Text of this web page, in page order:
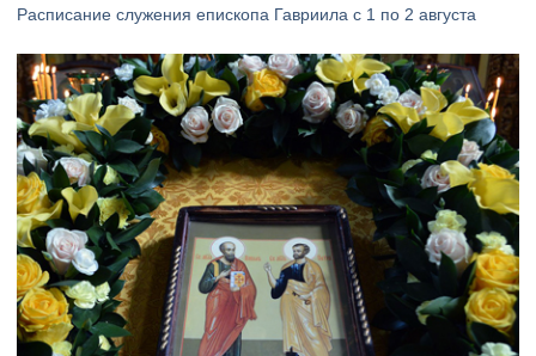
Расписание служения епископа Гавриила с 1 по 2 августа